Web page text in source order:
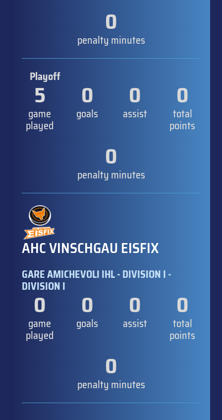
0
penalty minutes
Playoff
5
game
played
0
goals
0
assist
0
total
points
0
penalty minutes
AHC VINSCHGAU EISFIX
GARE AMICHEVOLI IHL - DIVISION I -
DIVISION I
0
game
played
0
goals
0
assist
0
total
points
0
penalty minutes